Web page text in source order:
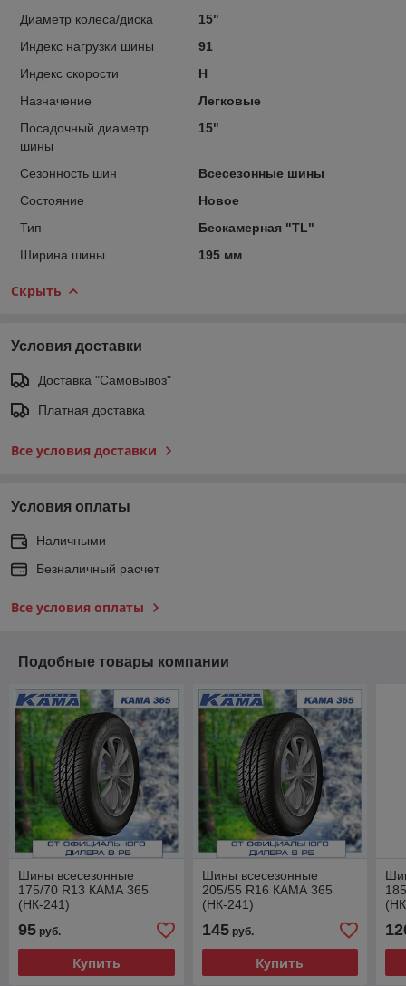
Диаметр колеса/диска
15"
Индекс нагрузки шины
91
Индекс скорости
H
Назначение
Легковые
Посадочный диаметр
шины
15"
Сезонность шин
Всесезонные шины
Состояние
Новое
Тип
Бескамерная "TL"
Ширина шины
195 мм
Скрыть
Условия доставки
Доставка "Самовывоз"
Платная доставка
Все условия доставки
Условия оплаты
Наличными
Безналичный расчет
Все условия оплаты
Подобные товары компании
Шины всесезонные
175/70 R13 КАМА 365
(НК-241)
95 руб.
Купить
Шины всесезонные
205/55 R16 КАМА 365
(НК-241)
145руб.
Купить